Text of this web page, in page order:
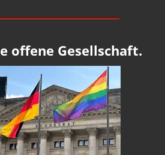
offene Gesellschaft.